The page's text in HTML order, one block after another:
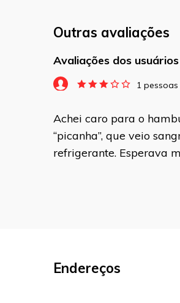
Outras avaliações
Avaliações dos
1
marcados com*
Comentário
Achei caro para o
“picanha”, que veio
refrigerante. Esperava
Endereços